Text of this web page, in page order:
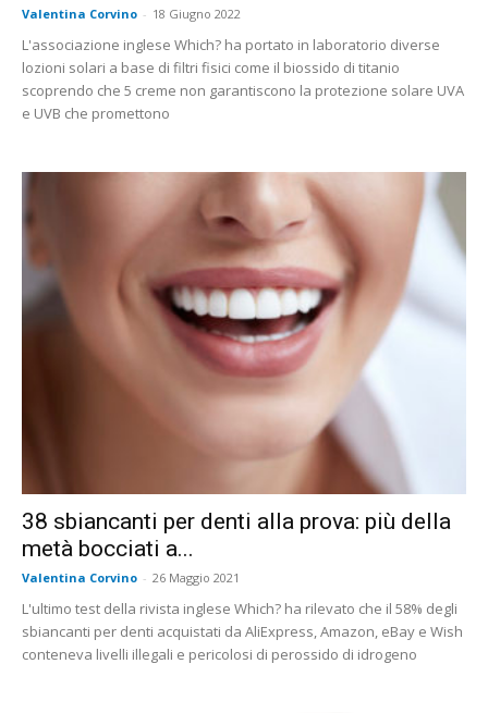
Valentina Corvino - 18 Giugno 2022
L'associazione inglese Which? ha portato in laboratorio diverse
lozioni solari a base di filtri fisici come il biossido di titanio
scoprendo che 5 creme non garantiscono la protezione solare UVA
e UVB che promettono
38 sbiancanti per denti alla prova: più della
metà bocciati a...
Valentina Corvino - 26 Maggio 2021
L'ultimo test della rivista inglese Which? ha rilevato che il 58% degli
sbiancanti per denti acquistati da AliExpress, Amazon, eBay e Wish
conteneva livelli illegali e pericolosi di perossido di idrogeno